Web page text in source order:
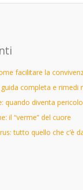
facilitare la
completa e rimedi
quando diventa
il “verme” del cuore
tutto quello che c’è